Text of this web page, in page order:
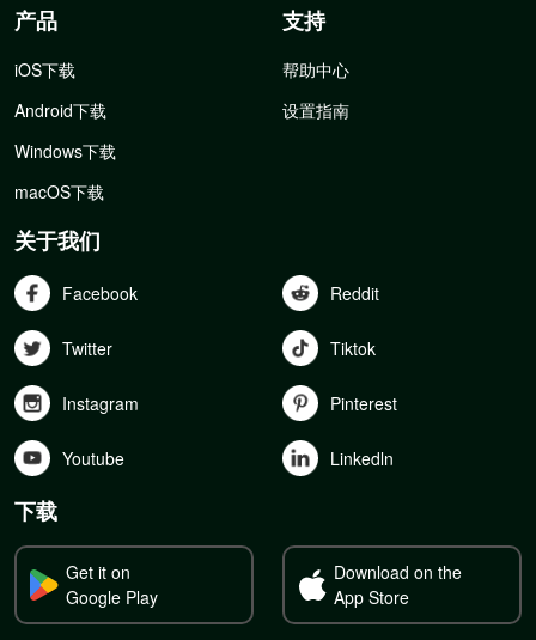
产品
iOS下载
Android下载
Windows下载
macOS下载
支持
帮助中心
设置指南
关于我们
Facebook Reddit
Twitter Tiktok
Instagram Pinterest
Youtube Linkedln
下载
Get it on
Google Play
Download on the
App Store